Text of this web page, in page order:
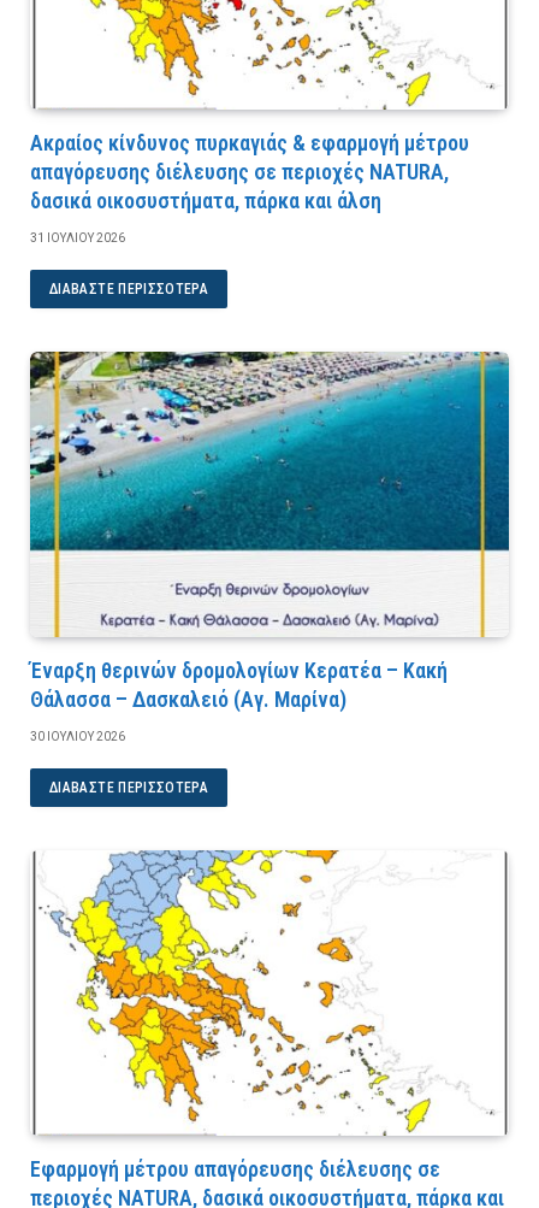
Ακραίος κίνδυνος πυρκαγιάς & εφαρμογή μέτρου
απαγόρευσης διέλευσης σε περιοχές NATURA,
δασικά οικοσυστήματα, πάρκα και άλση
31 ΙΟΥΛΊΟΥ 2026
ΔΙΑΒΆΣΤΕ ΠΕΡΙΣΣΌΤΕΡΑ
Έναρξη θερινών δρομολογίων Κερατέα – Κακή
Θάλασσα – Δασκαλειό (Αγ. Μαρίνα)
30 ΙΟΥΛΊΟΥ 2026
ΔΙΑΒΆΣΤΕ ΠΕΡΙΣΣΌΤΕΡΑ
Εφαρμογή μέτρου απαγόρευσης διέλευσης σε
περιοχές NATURA, δασικά οικοσυστήματα, πάρκα και